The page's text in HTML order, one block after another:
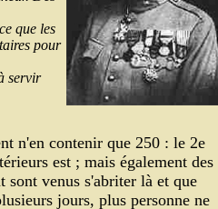
que les
pour
servir
n'en contenir que 250 : le 2e
est ; mais également des
sont venus s'abriter là et que
jours, plus personne ne